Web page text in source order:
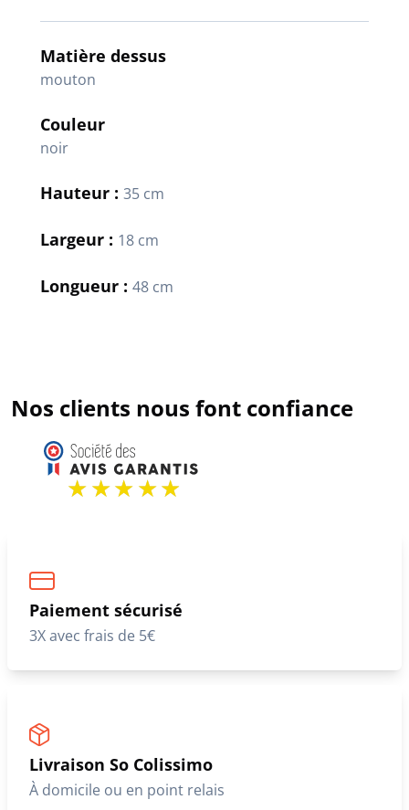
Matière dessus
mouton
Couleur
noir
Hauteur : 35 cm
Largeur : 18 cm
Longueur : 48 cm
Nos clients nous font confiance
Paiement sécurisé
3X avec frais de 5€
Livraison So Colissimo
À domicile ou en point relais